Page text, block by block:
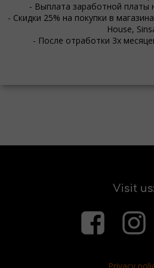
- Выплата заработной платы
- Скидки 25% на покупки в
House,
- После отработки 3х
Visit us: